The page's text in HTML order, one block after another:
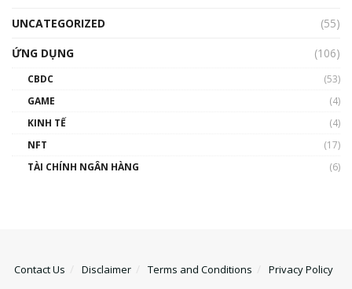
UNCATEGORIZED
(55)
ỨNG DỤNG
(106)
CBDC
(53)
GAME
(4)
KINH TẾ
(4)
NFT
(17)
TÀI CHÍNH NGÂN HÀNG
(6)
Contact Us Disclaimer Terms and Conditions Privacy Policy